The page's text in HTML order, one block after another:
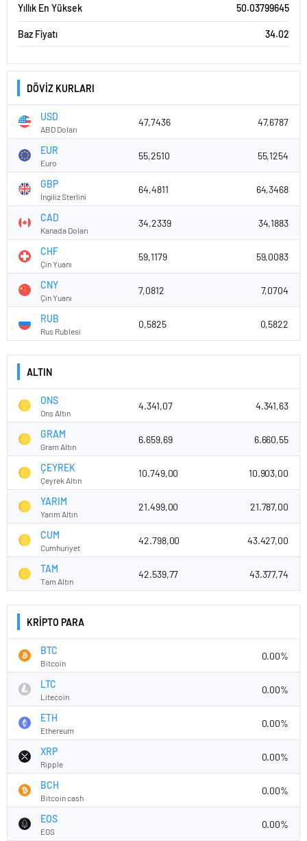
Yıllık En Yüksek 50.03799645
Baz Fiyatı 34.02
DÖVİZ KURLARI
USD
ABD Doları
47,7436 47,6787
EUR
Euro
55,2510 55,1254
GBP
İngiliz Sterlini
64,4811 64,3468
CAD
Kanada Doları
34,2339 34,1883
CHF
Çin Yuanı
59,1179 59,0083
CNY
Çin Yuanı
7,0812 7,0704
RUB
Rus Rublesi
0,5825 0,5822
ALTIN
ONS
Ons Altın
4.341,07 4.341,63
GRAM
Gram Altın
6.659,69 6.660,55
ÇEYREK
Çeyrek Altın
10.749,00 10.903,00
YARIM
Yarım Altın
21.499,00 21.787,00
CUM
Cumhuriyet
42.798,00 43.427,00
TAM
Tam Altın
42.539,77 43.377,74
KRİPTO PARA
BTC
Bitcoin
0.00%
LTC
Litecoin
0.00%
ETH
Ethereum
0.00%
XRP
Ripple
0.00%
BCH
Bitcoin cash
0.00%
EOS
EOS
0.00%